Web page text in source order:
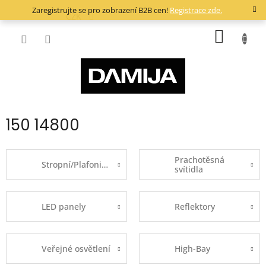
Zaregistrujte se pro zobrazení B2B cen! Registrace zde.
CZK
150 14800
Stropní/Plafoniery
Prachotěsná
svítidla
LED panely Reflektory
Veřejné osvětlení High-Bay